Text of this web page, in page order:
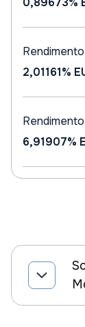
2,01161%
6,91907%